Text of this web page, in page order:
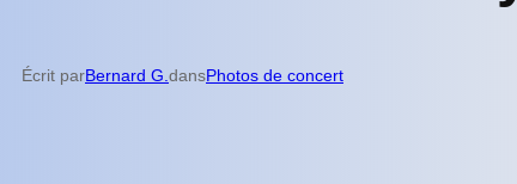
Écrit parBernard G. dansPhotos de concert